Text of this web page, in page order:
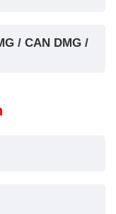
/ CAN DMG /